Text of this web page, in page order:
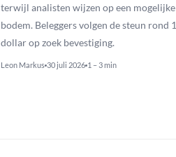
terwijl analisten wijzen op een mogelijke
bodem. Beleggers volgen de steun rond 1
dollar op zoek bevestiging.
Leon Markus 30 juli 2026 1 – 3 min